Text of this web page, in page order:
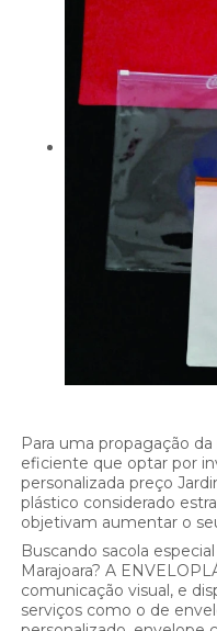
Para uma propagação
eficiente que optar por
personalizada preço
plástico considerado
objetivam aumentar o
Buscando sacola
Marajoara? A
comunicação visual, e
serviços como o de